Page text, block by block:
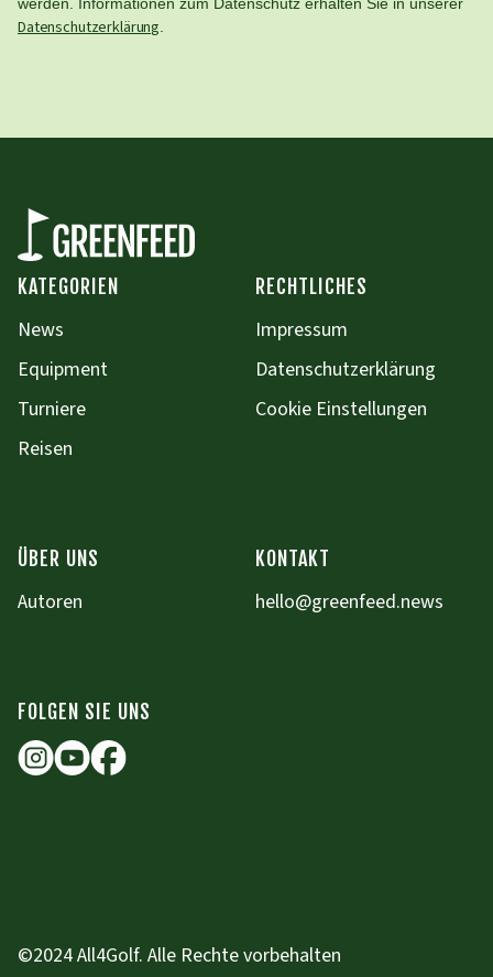
werden. Informationen zum Datenschutz erhalten Sie in unserer
Datenschutzerklärung.
KATEGORIEN
News
Equipment
Turniere
Reisen
RECHTLICHES
Impressum
Datenschutzerklärung
Cookie Einstellungen
ÜBER UNS
Autoren
KONTAKT
hello@greenfeed.news
FOLGEN SIE UNS
©2024 All4Golf. Alle Rechte vorbehalten